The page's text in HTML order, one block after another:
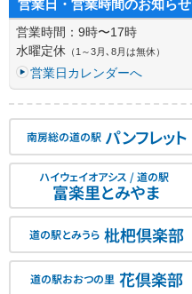
営業日・営業時間のお知らせ
営業時間：9時〜17時
水曜定休 （1～3月､8月は無休）
営業日カレンダーへ
南房総の道の駅 パンフレット
ハイウェイオアシス / 道の駅
富楽里とみやま
道の駅とみうら 枇杷倶楽部
道の駅おおつの里 花倶楽部